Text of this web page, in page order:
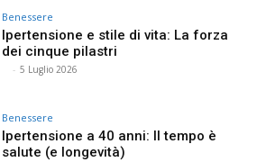
Benessere
Ipertensione e stile di vita: La forza
dei cinque pilastri
- 5 Luglio 2026
Benessere
Ipertensione a 40 anni: Il tempo è
salute (e longevità)